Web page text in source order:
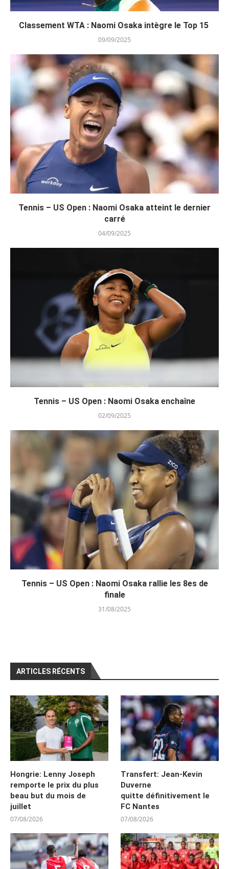
Classement WTA : Naomi Osaka intègre le Top 15
09/09/2025
Tennis – US Open : Naomi Osaka atteint le dernier
carré
04/09/2025
Tennis – US Open : Naomi Osaka enchaîne
02/09/2025
Tennis – US Open : Naomi Osaka rallie les 8es de
finale
31/08/2025
ARTICLES RÉCENTS
Hongrie: Lenny Joseph
remporte le prix du plus
beau but du mois de
juillet
07/08/2026
Transfert: Jean-Kevin
Duverne
quitte définitivement le
FC Nantes
07/08/2026